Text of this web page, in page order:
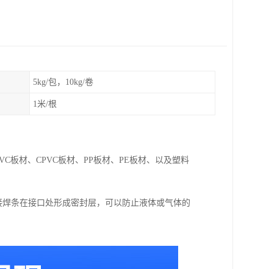
5kg/包，10kg/卷
1米/根
板材、CPVC板材、PP板材、PE板材、以及塑料
条在接口处形成密封层，可以防止液体或气体的